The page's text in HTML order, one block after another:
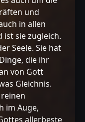
und
in allen
ist sie zugleich.
Seele. Sie hat
die ihr
von Gott
Gleichnis.
im Auge,
allerbeste